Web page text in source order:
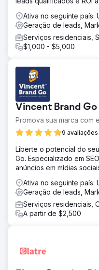
Ativa no seguinte país:
Geração de leads,
Serviços residenciais,
$1,000 - $5,000
Vincent Brand Go
Promova sua marca com
9 avaliações
Liberte o potencial do
Go. Especializado em
anúncios em mídias
Ativa no seguinte país:
Geração de leads,
Serviços residenciais,
A partir de $2,500